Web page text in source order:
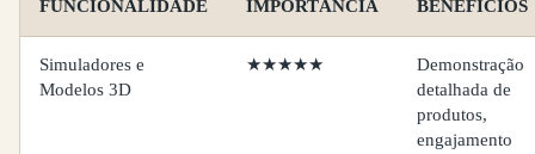
FUNCIONALIDADE IMPORTÂNCIA BENEFÍCIOS
Simuladores e
Modelos 3D
★★★★★
Demonstração
detalhada de
produtos,
engajamento